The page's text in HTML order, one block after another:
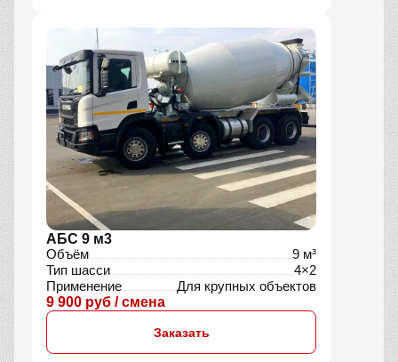
АБС 9 м3
Объём
9 м³
Тип шасси
4×2
Применение
Для крупных объектов
9 900 руб / смена
Заказать